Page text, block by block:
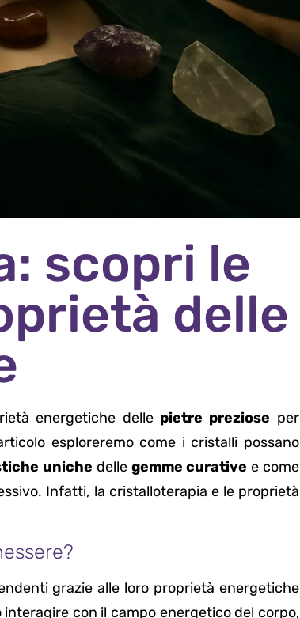
scopri le
delle
energetiche delle pietre preziose per
esploreremo come i cristalli possano
uniche delle gemme curative e come
Infatti, la cristalloterapia e le proprietà
grazie alle loro proprietà energetiche
con il campo energetico del corpo,